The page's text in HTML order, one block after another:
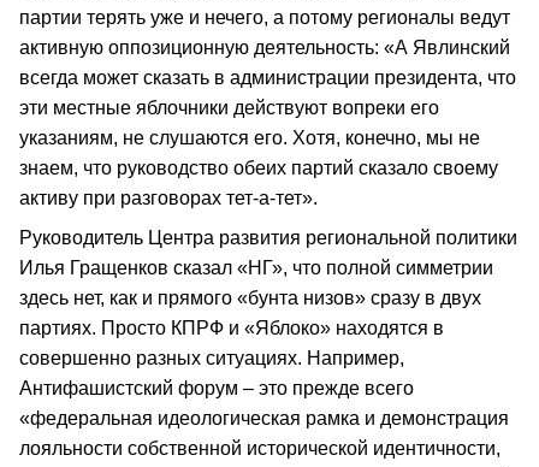
партии терять уже и нечего, а потому регионалы ведут
активную оппозиционную деятельность: «А Явлинский
всегда может сказать в администрации президента, что
эти местные яблочники действуют вопреки его
указаниям, не слушаются его. Хотя, конечно, мы не
знаем, что руководство обеих партий сказало своему
активу при разговорах тет-а-тет».
Руководитель Центра развития региональной политики
Илья Гращенков сказал «НГ», что полной симметрии
здесь нет, как и прямого «бунта низов» сразу в двух
партиях. Просто КПРФ и «Яблоко» находятся в
совершенно разных ситуациях. Например,
Антифашистский форум – это прежде всего
«федеральная идеологическая рамка и демонстрация
лояльности собственной исторической идентичности,